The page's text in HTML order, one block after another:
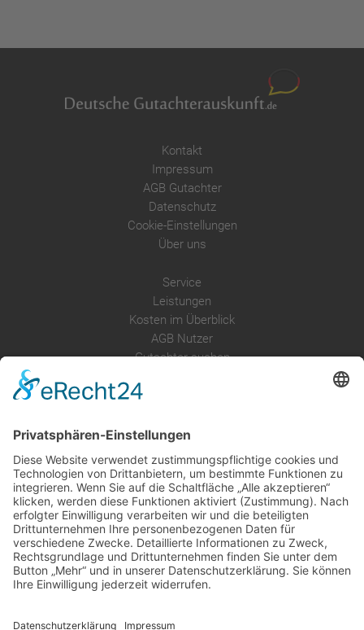
Kontakt
Impressum
AGB Gutachter
Datenschutz
Cookie-Einstellungen
Über uns
Service
Leistungen
Kosten im Überblick
AGB Nutzer
Gutachter suchen
Anfrage
Presse
Partner: Der DGuSV
als Gutachter eintragen
Infos für Suchende